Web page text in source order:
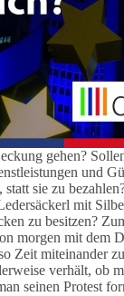
gehen?
und
sie zu
mit
zu besitzen?
morgen mit dem
Zeit miteinander
verhält, ob
seinen Protest